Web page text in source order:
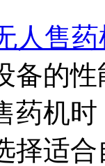
人售药
备的
药机
择适